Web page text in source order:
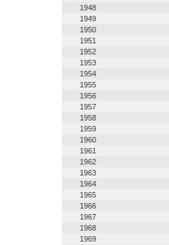
1948
1949
1950
1951
1952
1953
1954
1955
1956
1957
1958
1959
1960
1961
1962
1963
1964
1965
1966
1967
1968
1969